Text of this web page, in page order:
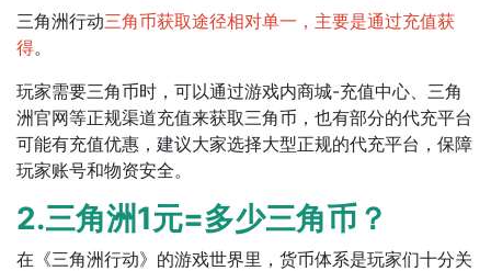
三角洲行动三角币获取途径相对单一，主要是通过充值获
得。
玩家需要三角币时，可以通过游戏内商城-充值中心、三角
洲官网等正规渠道充值来获取三角币，也有部分的代充平台
可能有充值优惠，建议大家选择大型正规的代充平台，保障
玩家账号和物资安全。
2.三角洲1元=多少三角币？
在《三角洲行动》的游戏世界里，货币体系是玩家们十分关